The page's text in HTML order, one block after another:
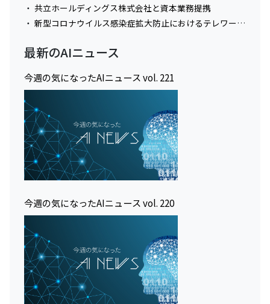
共立ホールディングス株式会社と資本業務提携
新型コロナウイルス感染症拡大防止におけるテレワーク実施に関してのお知らせ
最新のAIニュース
今週の気になったAIニュース vol. 221
今週の気になったAIニュース vol. 220